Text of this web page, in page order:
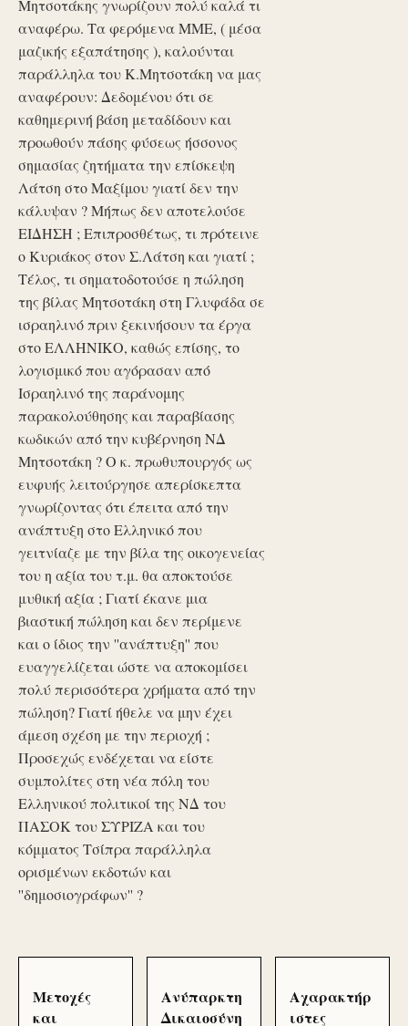
Μητσοτάκης γνωρίζουν πολύ καλά τι
αναφέρω. Τα φερόμενα ΜΜΕ, ( μέσα
μαζικής εξαπάτησης ), καλούνται
παράλληλα του Κ.Μητσοτάκη να μας
αναφέρουν: Δεδομένου ότι σε
καθημερινή βάση μεταδίδουν και
προωθούν πάσης φύσεως ήσσονος
σημασίας ζητήματα την επίσκεψη
Λάτση στο Μαξίμου γιατί δεν την
κάλυψαν ? Μήπως δεν αποτελούσε
ΕΙΔΗΣΗ ; Επιπροσθέτως, τι πρότεινε
ο Κυριάκος στον Σ.Λάτση και γιατί ;
Τέλος, τι σηματοδοτούσε η πώληση
της βίλας Μητσοτάκη στη Γλυφάδα σε
ισραηλινό πριν ξεκινήσουν τα έργα
στο ΕΛΛΗΝΙΚΟ, καθώς επίσης, το
λογισμικό που αγόρασαν από
Ισραηλινό της παράνομης
παρακολούθησης και παραβίασης
κωδικών από την κυβέρνηση ΝΔ
Μητσοτάκη ? Ο κ. πρωθυπουργός ως
ευφυής λειτούργησε απερίσκεπτα
γνωρίζοντας ότι έπειτα από την
ανάπτυξη στο Ελληνικό που
γειτνίαζε με την βίλα της οικογενείας
του η αξία του τ.μ. θα αποκτούσε
μυθική αξία ; Γιατί έκανε μια
βιαστική πώληση και δεν περίμενε
και ο ίδιος την ''ανάπτυξη'' που
ευαγγελίζεται ώστε να αποκομίσει
πολύ περισσότερα χρήματα από την
πώληση? Γιατί ήθελε να μην έχει
άμεση σχέση με την περιοχή ;
Προσεχώς ενδέχεται να είστε
συμπολίτες στη νέα πόλη του
Ελληνικού πολιτικοί της ΝΔ του
ΠΑΣΟΚ του ΣΥΡΙΖΑ και του
κόμματος Τσίπρα παράλληλα
ορισμένων εκδοτών και
''δημοσιογράφων'' ?
Μετοχές
και
Ανύπαρκτη
Δικαιοσύνη
Αχαρακτήρ
ιστες